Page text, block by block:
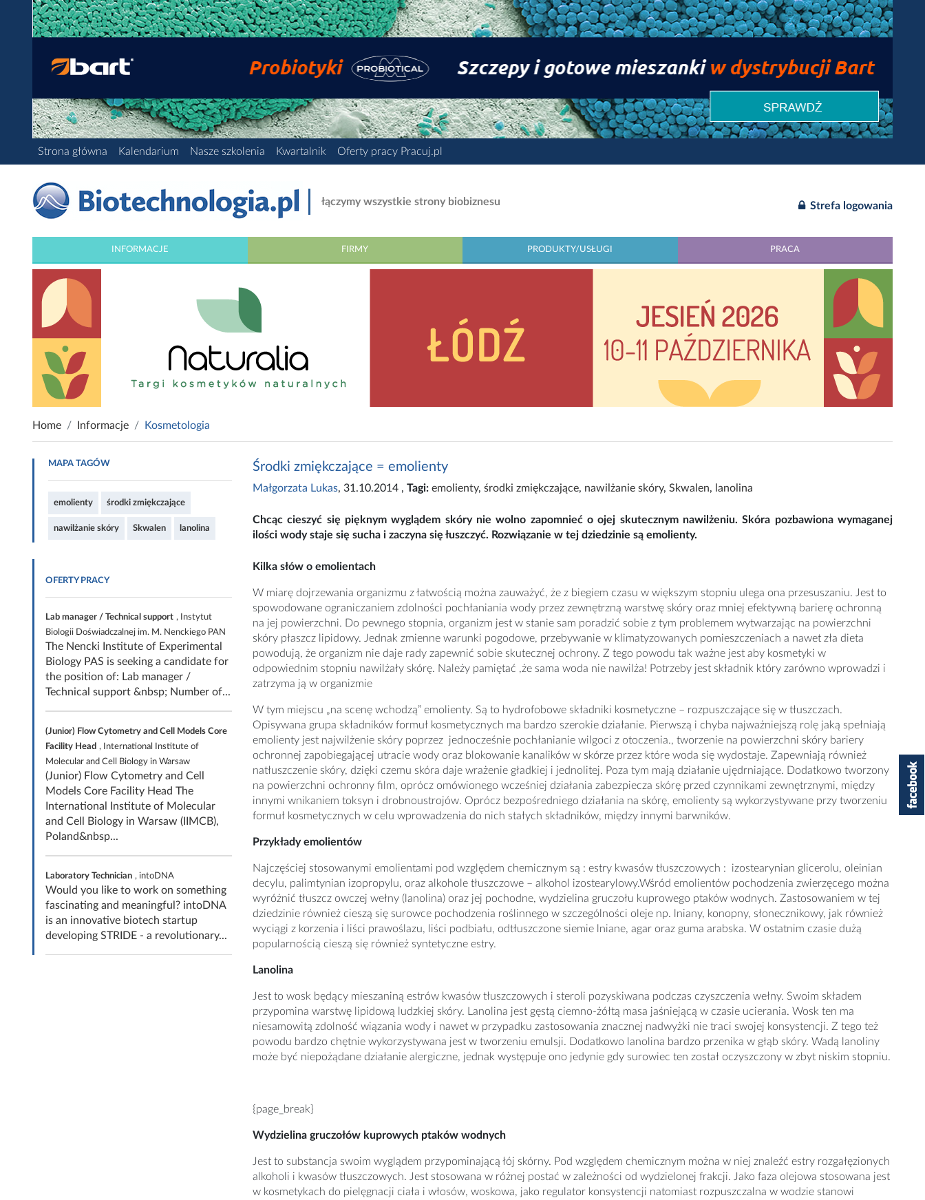
Strona główna Kalendarium Nasze szkolenia Kwartalnik Oferty pracy Pracuj.pl
łączymy wszystkie strony biobiznesu Strefa logowania
INFORMACJE FIRMY PRODUKTY/USŁUGI PRACA
Home Informacje Kosmetologia
MAPA TAGÓW
emolienty środki zmiękczające
nawilżanie skóry Skwalen lanolina
OFERTY PRACY
Lab manager / Technical support , Instytut
Biologii Doświadczalnej im. M. Nenckiego PAN
The Nencki Institute of Experimental
Biology PAS is seeking a candidate for
the position of: Lab manager /
Technical support &nbsp; Number of...
(Junior) Flow Cytometry and Cell Models Core
Facility Head , International Institute of
Molecular and Cell Biology in Warsaw
(Junior) Flow Cytometry and Cell
Models Core Facility Head The
International Institute of Molecular
and Cell Biology in Warsaw (IIMCB),
Poland&nbsp...
Laboratory Technician , intoDNA
Would you like to work on something
fascinating and meaningful? intoDNA
is an innovative biotech startup
developing STRIDE - a revolutionary...
Środki zmiękczające = emolienty
Małgorzata Lukas, 31.10.2014 , Tagi: emolienty, środki zmiękczające, nawilżanie skóry, Skwalen, lanolina
Chcąc cieszyć się pięknym wyglądem skóry nie wolno zapomnieć o ojej skutecznym nawilżeniu. Skóra pozbawiona wymaganej
ilości wody staje się sucha i zaczyna się łuszczyć. Rozwiązanie w tej dziedzinie są emolienty.
Kilka słów o emolientach
W miarę dojrzewania organizmu z łatwością można zauważyć, że z biegiem czasu w większym stopniu ulega ona przesuszaniu. Jest to
spowodowane ograniczaniem zdolności pochłaniania wody przez zewnętrzną warstwę skóry oraz mniej efektywną barierę ochronną
na jej powierzchni. Do pewnego stopnia, organizm jest w stanie sam poradzić sobie z tym problemem wytwarzając na powierzchni
skóry płaszcz lipidowy. Jednak zmienne warunki pogodowe, przebywanie w klimatyzowanych pomieszczeniach a nawet zła dieta
powodują, że organizm nie daje rady zapewnić sobie skutecznej ochrony. Z tego powodu tak ważne jest aby kosmetyki w
odpowiednim stopniu nawilżały skórę. Należy pamiętać ,że sama woda nie nawilża! Potrzeby jest składnik który zarówno wprowadzi i
zatrzyma ją w organizmie
W tym miejscu „na scenę wchodzą” emolienty. Są to hydrofobowe składniki kosmetyczne – rozpuszczające się w tłuszczach.
Opisywana grupa składników formuł kosmetycznych ma bardzo szerokie działanie. Pierwszą i chyba najważniejszą rolę jaką spełniają
emolienty jest najwilżenie skóry poprzez jednocześnie pochłanianie wilgoci z otoczenia., tworzenie na powierzchni skóry bariery
ochronnej zapobiegającej utracie wody oraz blokowanie kanalików w skórze przez które woda się wydostaje. Zapewniają również
natłuszczenie skóry, dzięki czemu skóra daje wrażenie gładkiej i jednolitej. Poza tym mają działanie ujędrniające. Dodatkowo tworzony
na powierzchni ochronny film, oprócz omówionego wcześniej działania zabezpiecza skórę przed czynnikami zewnętrznymi, między
innymi wnikaniem toksyn i drobnoustrojów. Oprócz bezpośredniego działania na skórę, emolienty są wykorzystywane przy tworzeniu
formuł kosmetycznych w celu wprowadzenia do nich stałych składników, między innymi barwników.
Przykłady emolientów
Najczęściej stosowanymi emolientami pod względem chemicznym są : estry kwasów tłuszczowych : izostearynian glicerolu, oleinian
decylu, palimtynian izopropylu, oraz alkohole tłuszczowe – alkohol izostearylowy.Wśród emolientów pochodzenia zwierzęcego można
wyróżnić tłuszcz owczej wełny (lanolina) oraz jej pochodne, wydzielina gruczołu kuprowego ptaków wodnych. Zastosowaniem w tej
dziedzinie również cieszą się surowce pochodzenia roślinnego w szczególności oleje np. lniany, konopny, słonecznikowy, jak również
wyciągi z korzenia i liści prawoślazu, liści podbiału, odtłuszczone siemie lniane, agar oraz guma arabska. W ostatnim czasie dużą
popularnością cieszą się również syntetyczne estry.
Lanolina
Jest to wosk będący mieszaniną estrów kwasów tłuszczowych i steroli pozyskiwana podczas czyszczenia wełny. Swoim składem
przypomina warstwę lipidową ludzkiej skóry. Lanolina jest gęstą ciemno-żółtą masa jaśniejącą w czasie ucierania. Wosk ten ma
niesamowitą zdolność wiązania wody i nawet w przypadku zastosowania znacznej nadwyżki nie traci swojej konsystencji. Z tego też
powodu bardzo chętnie wykorzystywana jest w tworzeniu emulsji. Dodatkowo lanolina bardzo przenika w głąb skóry. Wadą lanoliny
może być niepożądane działanie alergiczne, jednak występuje ono jedynie gdy surowiec ten został oczyszczony w zbyt niskim stopniu.
{page_break}
Wydzielina gruczołów kuprowych ptaków wodnych
Jest to substancja swoim wyglądem przypominającą łój skórny. Pod względem chemicznym można w niej znaleźć estry rozgałęzionych
alkoholi i kwasów tłuszczowych. Jest stosowana w różnej postać w zależności od wydzielonej frakcji. Jako faza olejowa stosowana jest
w kosmetykach do pielęgnacji ciała i włosów, woskowa, jako regulator konsystencji natomiast rozpuszczalna w wodzie stanowi